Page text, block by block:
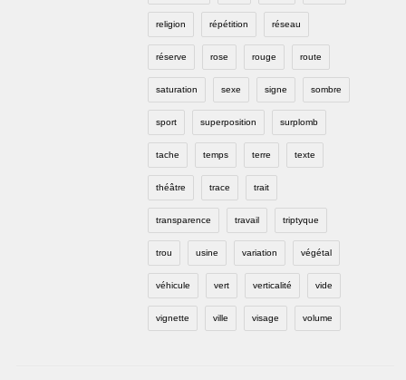
religion répétition réseau
réserve rose rouge route
saturation sexe signe sombre
sport superposition surplomb
tache temps terre texte
théâtre trace trait
transparence travail triptyque
trou usine variation végétal
véhicule vert verticalité vide
vignette ville visage volume